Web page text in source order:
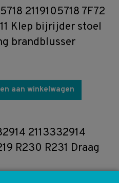
2119105718 7F72
Klep bijrijder stoel
brandblusser
aan winkelwagen
2113332914
R230 R231 Draag